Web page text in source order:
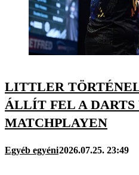
LITTLER
ÁLLÍT FEL A DARTS
MATCHPLAYEN
Egyéb egyéni2026.07.25. 23:49